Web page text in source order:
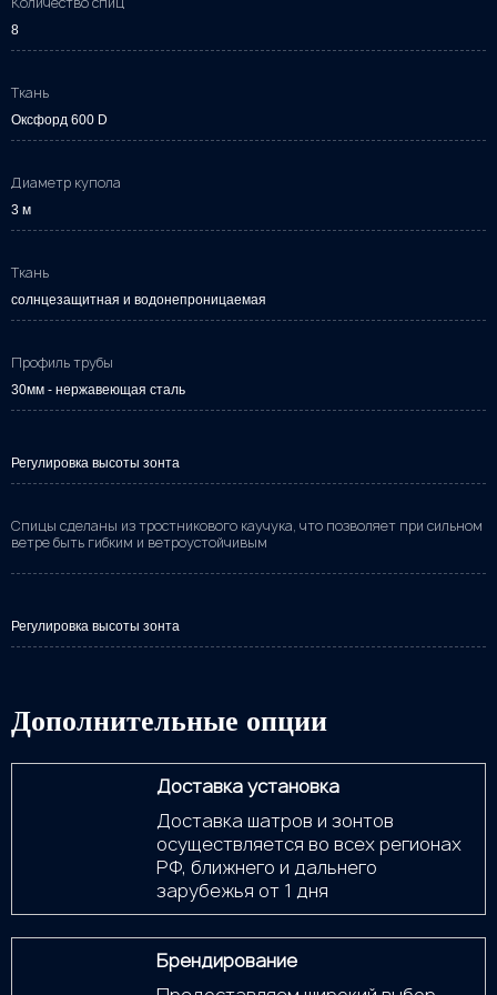
8
Ткань
Оксфорд 600 D
Диаметр купола
3 м
Ткань
солнцезащитная и водонепроницаемая
Профиль трубы
30мм - нержавеющая сталь
Регулировка высоты зонта
Спицы сделаны из тростникового каучука, что позволяет при сильном
ветре быть гибким и ветроустойчивым
Регулировка высоты зонта
Дополнительные опции
Доставка установка
Доставка шатров и зонтов
осуществляется во всех регионах
РФ, ближнего и дальнего
зарубежья от 1 дня
Брендирование